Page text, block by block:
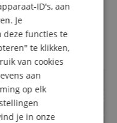
ID's, aan
Je
deze functies te
te klikken,
van cookies
aan
op elk
je in onze